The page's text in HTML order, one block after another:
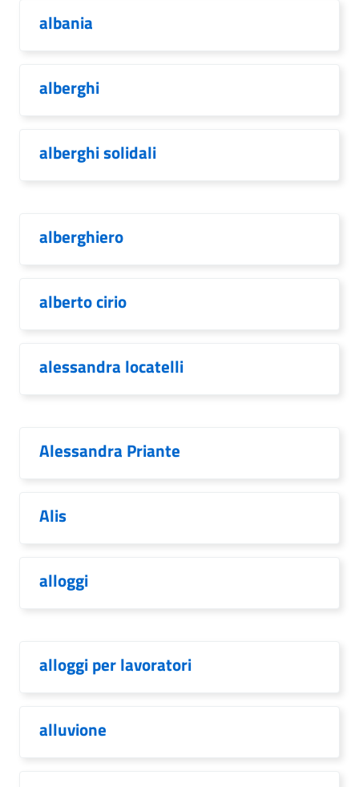
albania
alberghi
alberghi solidali
alberghiero
alberto cirio
alessandra locatelli
Alessandra Priante
Alis
alloggi
alloggi per lavoratori
alluvione